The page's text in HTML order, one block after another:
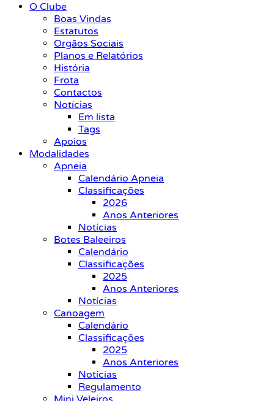
O Clube
Boas Vindas
Estatutos
Orgãos Sociais
Planos e Relatórios
História
Frota
Contactos
Notícias
Em lista
Tags
Apoios
Modalidades
Apneia
Calendário Apneia
Classificações
2026
Anos Anteriores
Notícias
Botes Baleeiros
Calendário
Classificações
2025
Anos Anteriores
Notícias
Canoagem
Calendário
Classificações
2025
Anos Anteriores
Notícias
Regulamento